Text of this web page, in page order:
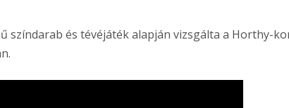
színdarab és tévéjáték alapján vizsgálta a Horthy-